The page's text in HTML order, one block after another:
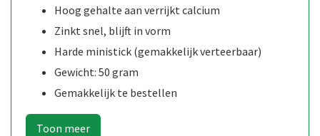
Hoog gehalte aan verrijkt calcium
Zinkt snel, blijft in vorm
Harde ministick (gemakkelijk verteerbaar)
Gewicht: 50 gram
Gemakkelijk te bestellen